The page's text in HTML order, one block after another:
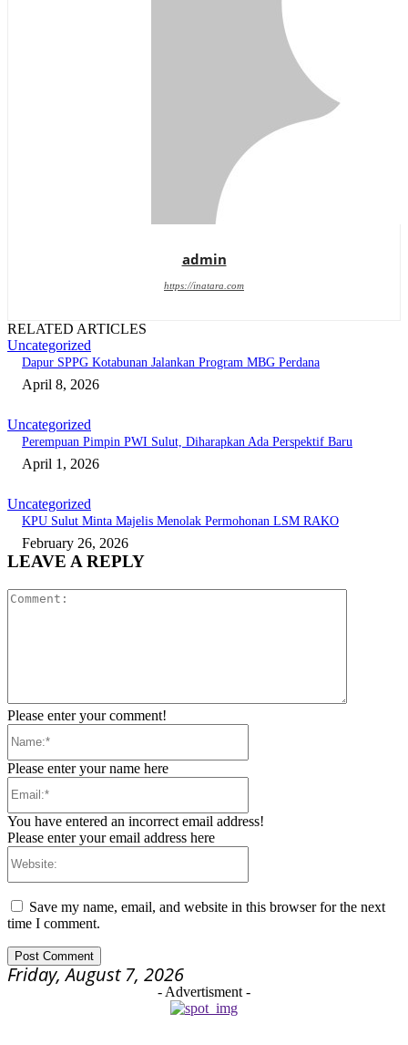
admin
https://inatara.com
RELATED ARTICLES
Uncategorized
Dapur SPPG Kotabunan Jalankan Program MBG Perdana
April 8, 2026
Uncategorized
Perempuan Pimpin PWI Sulut, Diharapkan Ada Perspektif Baru
April 1, 2026
Uncategorized
KPU Sulut Minta Majelis Menolak Permohonan LSM RAKO
February 26, 2026
LEAVE A REPLY
Please enter your comment!
Please enter your name here
You have entered an incorrect email address!
Please enter your email address here
Save my name, email, and website in this browser for the next
time I comment.
Friday, August 7, 2026
- Advertisment -